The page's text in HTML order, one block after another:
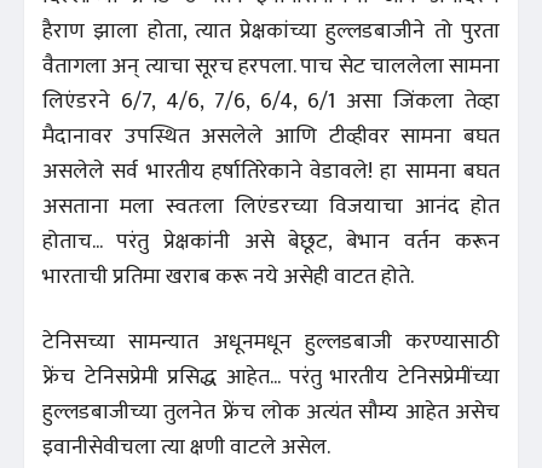
हैराण झाला होता, त्यात प्रेक्षकांच्या हुल्लडबाजीने तो पुरता
वैतागला अन्‌ त्याचा सूरच हरपला. पाच सेट चाललेला सामना
लिएंडरने 6/7, 4/6, 7/6, 6/4, 6/1 असा जिंकला तेव्हा
मैदानावर उपस्थित असलेले आणि टीव्हीवर सामना बघत
असलेले सर्व भारतीय हर्षातिरेकाने वेडावले! हा सामना बघत
असताना मला स्वतःला लिएंडरच्या विजयाचा आनंद होत
होताच... परंतु प्रेक्षकांनी असे बेछूट, बेभान वर्तन करून
भारताची प्रतिमा खराब करू नये असेही वाटत होते.
टेनिसच्या सामन्यात अधूनमधून हुल्लडबाजी करण्यासाठी
फ्रेंच टेनिसप्रेमी प्रसिद्ध आहेत... परंतु भारतीय टेनिसप्रेमींच्या
हुल्लडबाजीच्या तुलनेत फ्रेंच लोक अत्यंत सौम्य आहेत असेच
इवानीसेवीचला त्या क्षणी वाटले असेल.